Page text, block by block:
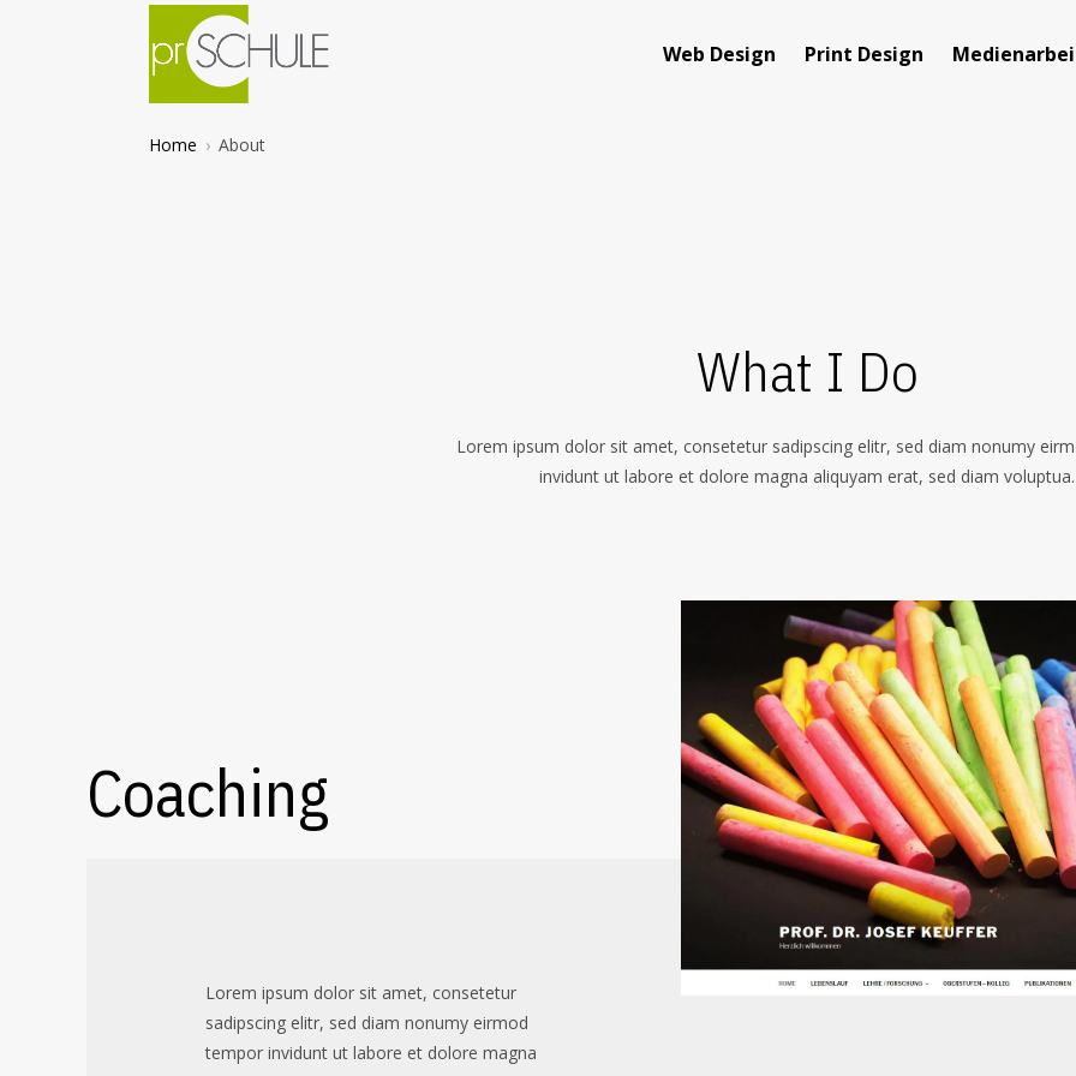
Web Design Print Design
Home About
What I Do
Lorem ipsum dolor sit amet, consetetur sadipscing elitr, sed diam nonumy
invidunt ut labore et dolore magna aliquyam erat, sed diam voluptua.
Coaching
Lorem ipsum dolor sit amet, consetetur
sadipscing elitr, sed diam nonumy eirmod
tempor invidunt ut labore et dolore magna